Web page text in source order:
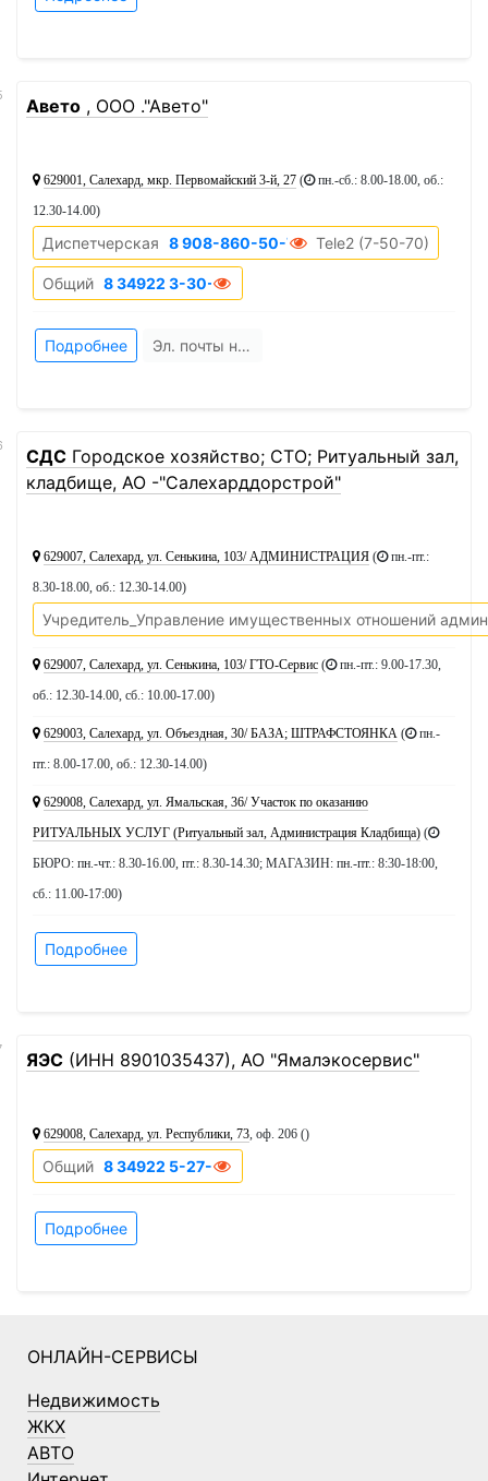
Авето , ООО ."Авето"
629001, Салехард, мкр. Первомайский 3-й, 27 (
пн.-сб.: 8.00-18.00, об.:
12.30-14.00)
Диспетчерская 8 908-860-50-70 Tele2 (7-50-70)
Общий 8 34922 3-30-75
Подробнее Эл. почты нет
СДС Городское хозяйство; СТО; Ритуальный зал,
кладбище, АО -"Салехарддорстрой"
629007, Салехард, ул. Сенькина, 103/ АДМИНИСТРАЦИЯ (
пн.-пт.:
8.30-18.00, об.: 12.30-14.00)
Учредитель_Управление имущественных отношений
629007, Салехард, ул. Сенькина, 103/ ГТО-Сервис (
пн.-пт.: 9.00-17.30,
об.: 12.30-14.00, сб.: 10.00-17.00)
629003, Салехард, ул. Объездная, 30/ БАЗА; ШТРАФСТОЯНКА (
пн.-
пт.: 8.00-17.00, об.: 12.30-14.00)
629008, Салехард, ул. Ямальская, 36/ Участок по оказанию
РИТУАЛЬНЫХ УСЛУГ (Ритуальный зал, Администрация Кладбища) (
БЮРО: пн.-чт.: 8.30-16.00, пт.: 8.30-14.30; МАГАЗИН: пн.-пт.: 8:30-18:00,
сб.: 11.00-17:00)
Подробнее
ЯЭС (ИНН 8901035437), АО "Ямалэкосервис"
629008, Салехард, ул. Республики, 73, оф. 206 ()
Общий 8 34922 5-27-06
Подробнее
ОНЛАЙН-СЕРВИСЫ
Недвижимость
ЖКХ
АВТО